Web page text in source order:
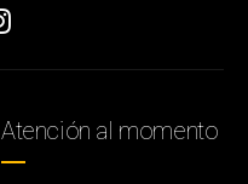
Atención al momento